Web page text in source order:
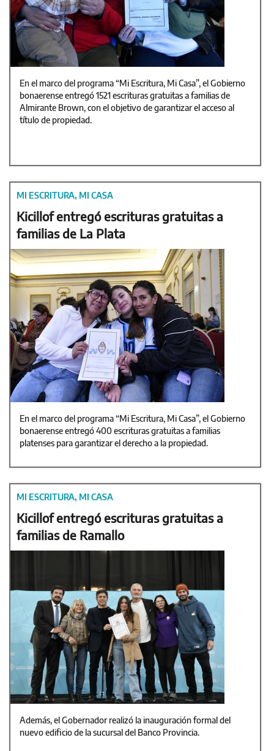
En el marco del programa “Mi Escritura, Mi Casa”, el Gobierno
bonaerense entregó 1521 escrituras gratuitas a familias de
Almirante Brown, con el objetivo de garantizar el acceso al
título de propiedad.
MI ESCRITURA, MI CASA
Kicillof entregó escrituras gratuitas a
familias de La Plata
En el marco del programa “Mi Escritura, Mi Casa”, el Gobierno
bonaerense entregó 400 escrituras gratuitas a familias
platenses para garantizar el derecho a la propiedad.
MI ESCRITURA, MI CASA
Kicillof entregó escrituras gratuitas a
familias de Ramallo
Además, el Gobernador realizó la inauguración formal del
nuevo edificio de la sucursal del Banco Provincia.